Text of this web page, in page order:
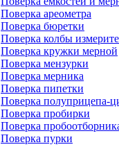
Поверка ареометра
Поверка бюретки
Поверка колбы
Поверка кружки мерной
Поверка мензурки
Поверка мерника
Поверка пипетки
Поверка полуприцепа-
Поверка пробирки
Поверка
Поверка пурки